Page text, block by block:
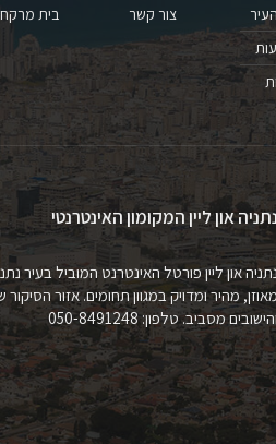
צור קשר
בית
און ליין המקומון האינטרנטי
און ליין פורטל האינטרנט המוביל בעיר
מהיר ומדויק במגוון תחומים. אזור
והישובים מסביב. טלפון: 050-8491248